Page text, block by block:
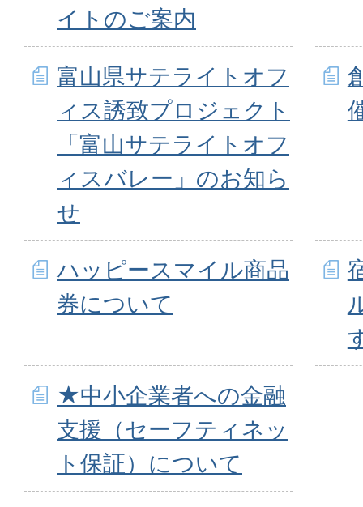
イトのご案内
富山県サテライトオフ
ィス誘致プロジェクト
「富山サテライトオフ
ィスバレー」のお知ら
せ
ハッピースマイル商品
券について
★中小企業者への金融
支援（セーフティネッ
ト保証）について